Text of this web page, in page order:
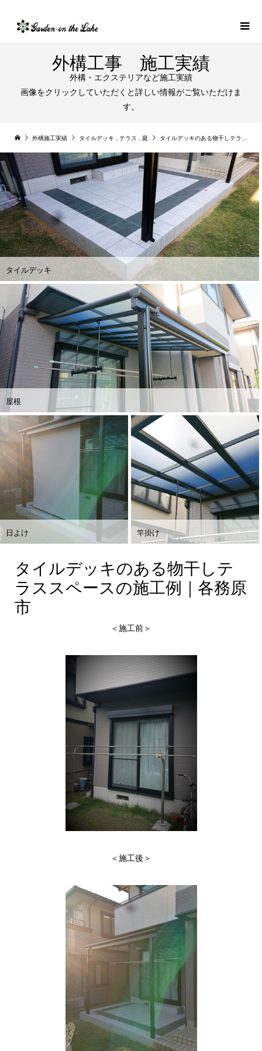
外構工事 施工実績
外構・エクステリアなど施工実績
画像をクリックしていただくと詳しい情報がご覧いただけま
す。
外構施工実績 タイルデッキ テラス 庭 タイルデッキのある物干しテラススペースの施工例｜各務原市
タイルデッキ
屋根
日よけ 竿掛け
タイルデッキのある物干しテ
ラススペースの施工例｜各務原
市
＜施工前＞
＜施工後＞